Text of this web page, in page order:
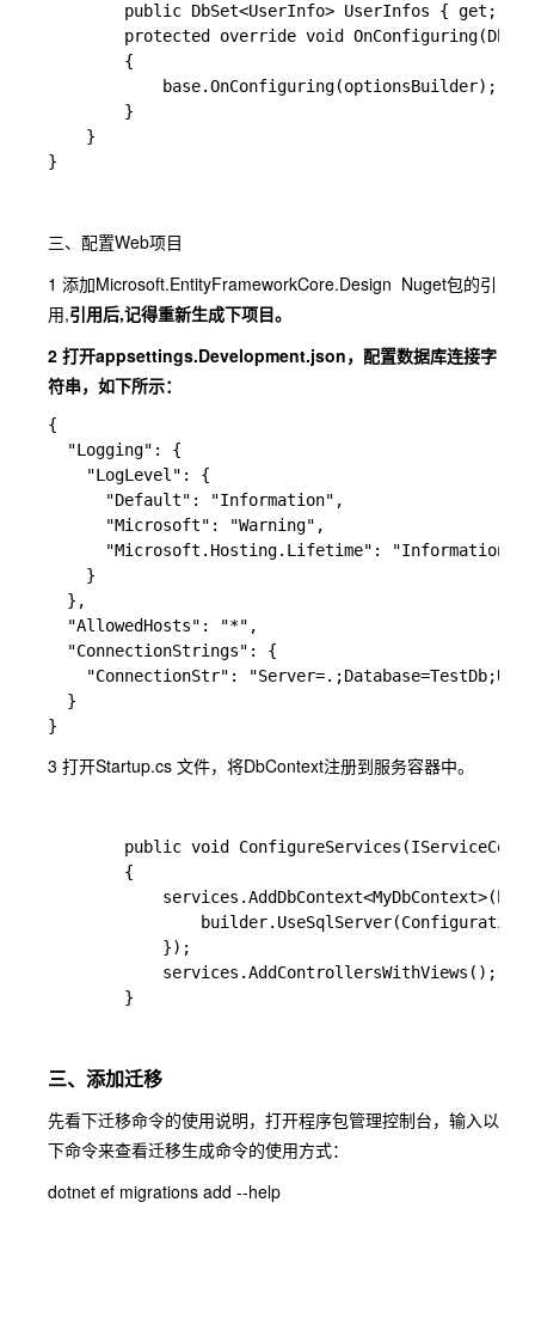
public DbSet<UserInfo> UserInfos { get;
protected override void
        {
            base.OnConfiguring(optionsBuilder);
        }
    }
三、配置Web项目
1 添加Microsoft.EntityFrameworkCore.Design Nuget包的引
用,引用后,记得重新生成下项目。
2 打开appsettings.Development.json，配置数据库连接字
符串，如下所示：
{
  "Logging": {
    "LogLevel": {
      "Default": "Information",
      "Microsoft": "Warning",
      "Microsoft.Hosting.Lifetime": "Information"
    }
  },
  "AllowedHosts": "*",
  "ConnectionStrings": {
"ConnectionStr":
  }
3 打开Startup.cs 文件，将DbContext注册到服务容器中。
public void
        {
            });
            services.AddControllersWithViews();
        }
三、添加迁移
先看下迁移命令的使用说明，打开程序包管理控制台，输入以
下命令来查看迁移生成命令的使用方式：
dotnet ef migrations add --help